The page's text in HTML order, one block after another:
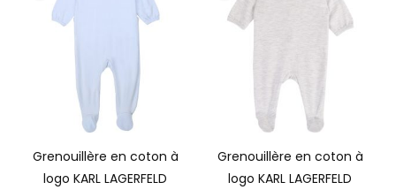
Grenouillère en coton à
logo KARL LAGERFELD
Grenouillère en coton à
logo KARL LAGERFELD